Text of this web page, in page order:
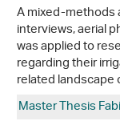
A mixed-methods
interviews, aerial
was applied to
regarding their
related
Master Thesis